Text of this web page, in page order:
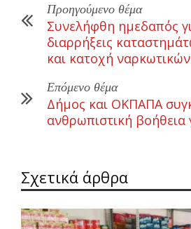
Προηγούμενο θέμα
Συνελήφθη ημεδαπός
διαρρήξεις
και κατοχή
Επόμενο θέμα
Δήμος και ΟΚΠΑΠΑ
ανθρωπιστική βοήθεια
Σχετικά άρθρα